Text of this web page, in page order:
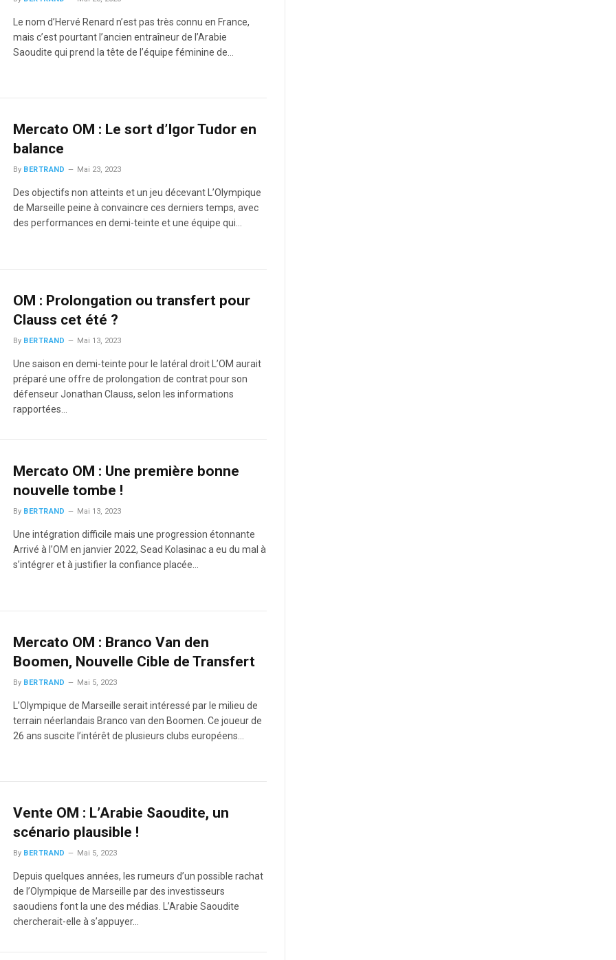
Le nom d’Hervé Renard n’est pas très connu en France,
mais c’est pourtant l’ancien entraîneur de l’Arabie
Saoudite qui prend la tête de l’équipe féminine de…
Mercato OM : Le sort d’Igor Tudor en
balance
By BERTRAND Mai 23, 2023
Des objectifs non atteints et un jeu décevant L’Olympique
de Marseille peine à convaincre ces derniers temps, avec
des performances en demi-teinte et une équipe qui…
OM : Prolongation ou transfert pour
Clauss cet été ?
By BERTRAND Mai 13, 2023
Une saison en demi-teinte pour le latéral droit L’OM aurait
préparé une offre de prolongation de contrat pour son
défenseur Jonathan Clauss, selon les informations
rapportées…
Mercato OM : Une première bonne
nouvelle tombe !
By BERTRAND Mai 13, 2023
Une intégration difficile mais une progression étonnante
Arrivé à l’OM en janvier 2022, Sead Kolasinac a eu du mal à
s’intégrer et à justifier la confiance placée…
Mercato OM : Branco Van den
Boomen, Nouvelle Cible de Transfert
By BERTRAND Mai 5, 2023
L’Olympique de Marseille serait intéressé par le milieu de
terrain néerlandais Branco van den Boomen. Ce joueur de
26 ans suscite l’intérêt de plusieurs clubs européens…
Vente OM : L’Arabie Saoudite, un
scénario plausible !
By BERTRAND Mai 5, 2023
Depuis quelques années, les rumeurs d’un possible rachat
de l’Olympique de Marseille par des investisseurs
saoudiens font la une des médias. L’Arabie Saoudite
chercherait-elle à s’appuyer…